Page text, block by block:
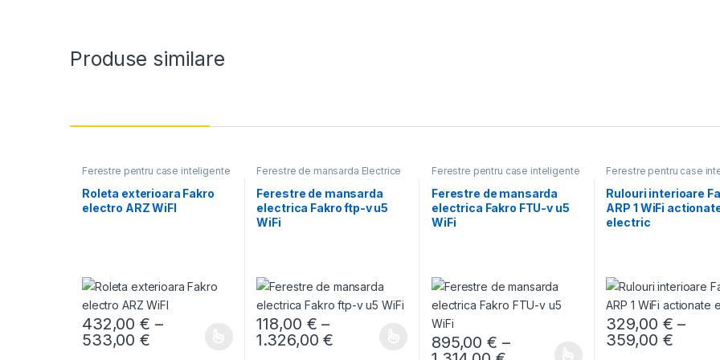
Produse similare
Ferestre pentru case inteligente
Roleta exterioara Fakro
electro ARZ WiFI
432,00€ –
533,00€Interval de prețuri: 432,00 € până la 533,00 €
Acest produs are mai multe variații. Opțiunile pot fi alese în pagina produsului.
Ferestre de mansarda Electrice
Ferestre de mansarda
electrica Fakro ftp-v u5
WiFi
118,00 € –
1.326,00€ Interval de prețuri: 118,00 € până la 1.326,00 €
Acest produs are mai multe variații. Opțiunile pot fi alese în pagina produsului.
Ferestre pentru case inteligente
Ferestre de mansarda
Electrice
Ferestre de mansarda
electrica Fakro FTU-v u5
WiFi
895,00€ –
Ferestre pentru case
Rulouri interioare
ARP 1 WiFi
electric
329,00 € –
359,00 €
Acest produs are mai